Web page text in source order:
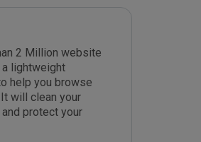
2 Million website
a lightweight
help you browse
will clean your
protect your